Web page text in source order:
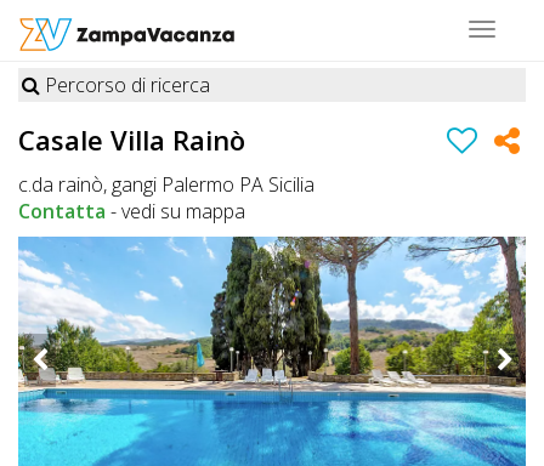
Toggle
STRUTTURE
DOG
LUOGHI
A
DOG
Percorso di ricerca
Casale Villa Rainò
c.da rainò, gangi Palermo PA Sicilia
Contatta -vedi su mappa